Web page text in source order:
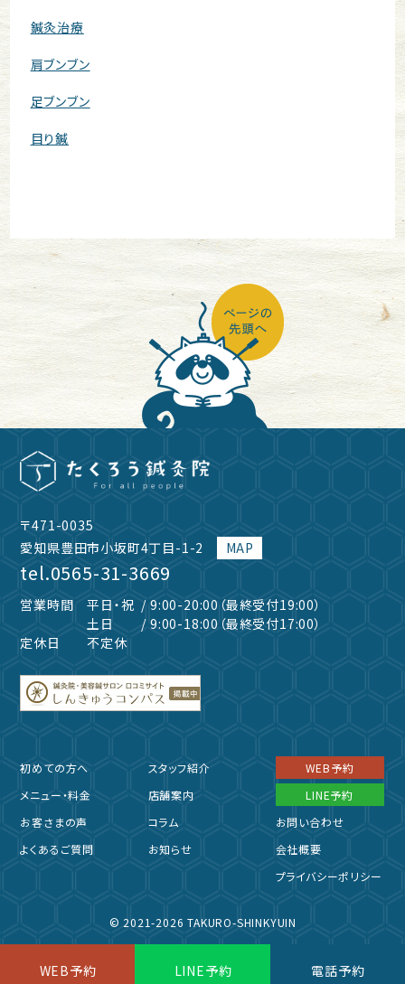
鍼灸治療
肩ブンブン
足ブンブン
目り鍼
〒471-0035
愛知県豊田市小坂町4丁目-1-2
MAP
tel.0565-31-3669
営業時間 平日・祝 / 9:00-20:00（最終受付19:00）
土日
/ 9:00-18:00（最終受付17:00）
定休日
不定休
初めての方へ
メニュー・料金
お客さまの声
よくあるご質問
スタッフ紹介
店舗案内
コラム
お知らせ
WEB予約
LINE予約
お問い合わせ
会社概要
プライバシーポリシー
© 2021-2026 TAKURO-SHINKYUIN
WEB予約 LINE予約 電話予約